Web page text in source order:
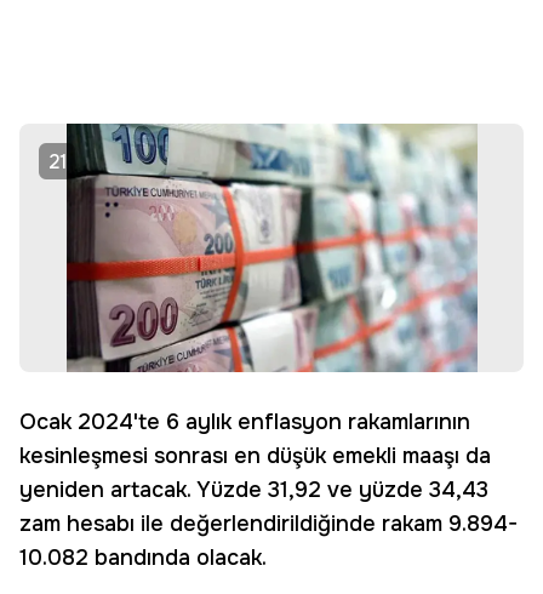
21
Ocak 2024'te 6 aylık enflasyon rakamlarının
kesinleşmesi sonrası en düşük emekli maaşı da
yeniden artacak. Yüzde 31,92 ve yüzde 34,43
zam hesabı ile değerlendirildiğinde rakam 9.894-
10.082 bandında olacak.